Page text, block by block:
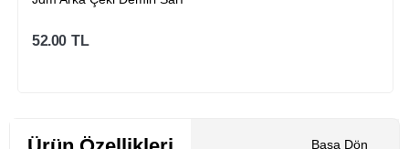
52.00 TL
Başa Dön